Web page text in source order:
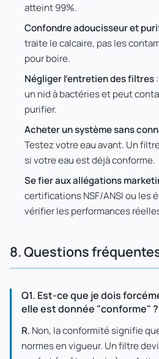
atteint 99%.
Confondre adoucisseur et
traite le calcaire, pas les
pour boire.
Négliger l'entretien des filtres
un nid à bactéries et peut
purifier.
Acheter un système sans
Testez votre eau avant. Un
si votre eau est déjà conforme.
Se fier aux allégations
certifications NSF/ANSI ou les
vérifier les performances
8. Questions
Q1. Est-ce que je dois
elle est donnée "conforme" ?
R. Non, la conformité signifie
normes en vigueur. Un filtre